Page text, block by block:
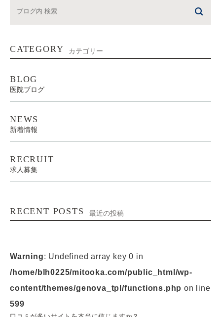
CATEGORY カテゴリー
BLOG
医院ブログ
NEWS
新着情報
RECRUIT
求人募集
RECENT POSTS 最近の投稿
Warning: Undefined array key 0 in
/home/blh0225/mitooka.com/public_html/wp-
content/themes/genova_tpl/functions.php on line
599